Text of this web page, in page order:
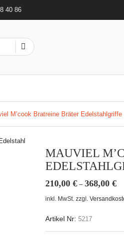
40 86
M’cook Bratreine Bräter Edelstahlgriffe
MAUVIEL
210,00 € – 368,00 €
inkl. MwSt. zzgl.
Artikel Nr: 5217